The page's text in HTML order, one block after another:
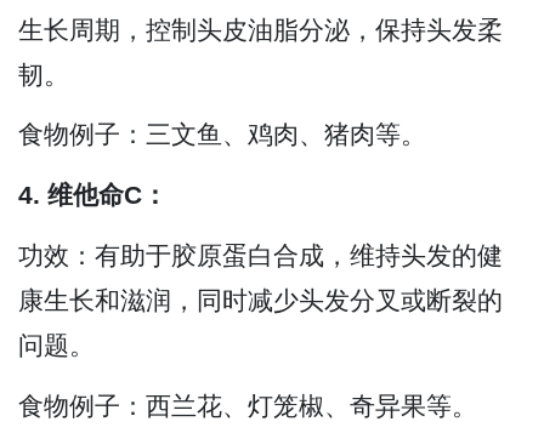
生长周期，控制头皮油脂分泌，保持头发柔
韧。
食物例子：三文鱼、鸡肉、猪肉等。
4. 维他命C：
功效：有助于胶原蛋白合成，维持头发的健
康生长和滋润，同时减少头发分叉或断裂的
问题。
食物例子：西兰花、灯笼椒、奇异果等。